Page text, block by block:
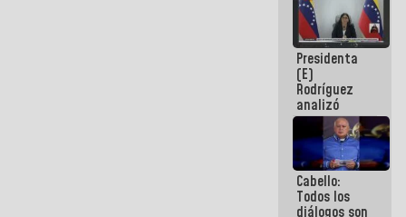
Figuera y
acuerdan
primer
encuentro
presencial
para el
diálogo
Presidenta
(E)
Rodríguez
analizó
junto a
gobernadores
planes de
recuperación
del Sistema
Eléctrico
Cabello:
Todos los
diálogos son